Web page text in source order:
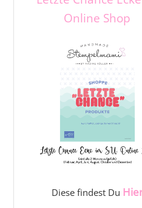
Online Shop
Diese findest Du